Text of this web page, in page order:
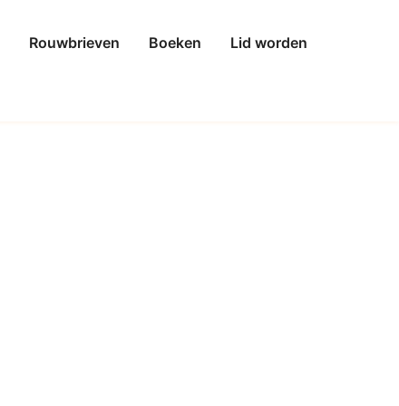
Rouwbrieven Boeken
Lid worden